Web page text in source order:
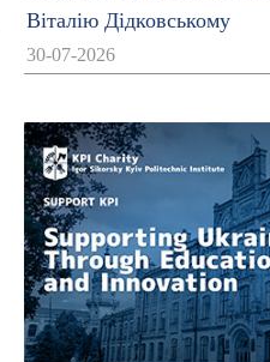
Віталію Дідковському
30-07-2026